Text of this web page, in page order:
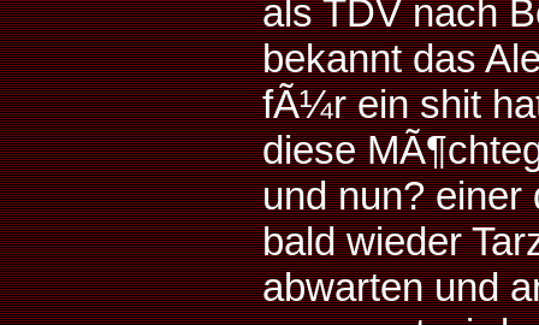
als TDV nach
bekannt das
fÃ¼r ein shit
diese
und nun? einer
bald wieder
abwarten und